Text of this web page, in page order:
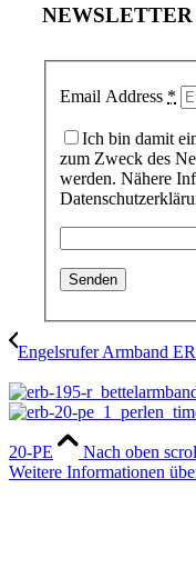
Email Address *
Ich bin damit
zum Zweck des
werden. Nähere
Engelsrufer Armband
20-PE
Nach oben
Weitere Informationen